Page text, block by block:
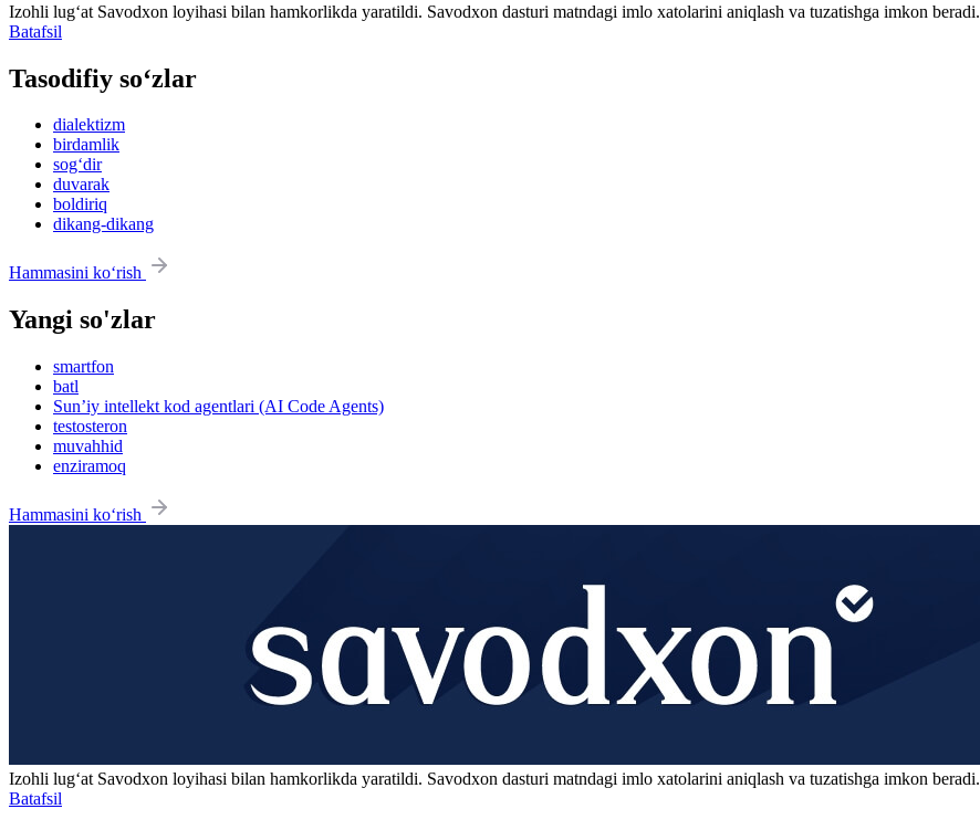
Izohli lugʻat Savodxon loyihasi bilan hamkorlikda yaratildi. Savodxon dasturi matndagi imlo xatolarini aniqlash va tuzatishga imkon beradi.
Batafsil
Tasodifiy so‘zlar
dialektizm
birdamlik
sog‘dir
duvarak
boldiriq
dikang-dikang
Hammasini ko‘rish
Yangi so'zlar
smartfon
batl
Sun’iy intellekt kod agentlari (AI Code Agents)
testosteron
muvahhid
enziramoq
Hammasini ko‘rish
Izohli lugʻat Savodxon loyihasi bilan hamkorlikda yaratildi. Savodxon dasturi matndagi imlo xatolarini aniqlash va tuzatishga imkon beradi.
Batafsil